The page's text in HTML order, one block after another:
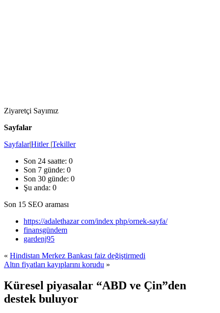
Ziyaretçi Sayımız
Sayfalar
Sayfalar|Hitler |Tekiller
Son 24 saatte: 0
Son 7 günde: 0
Son 30 günde: 0
Şu anda: 0
Son 15 SEO araması
https://adalethazar com/index php/ornek-sayfa/
finansgündem
gardenj95
« Hindistan Merkez Bankası faiz değiştirmedi
Altın fiyatları kayıplarını korudu »
Küresel piyasalar “ABD ve Çin”den
destek buluyor